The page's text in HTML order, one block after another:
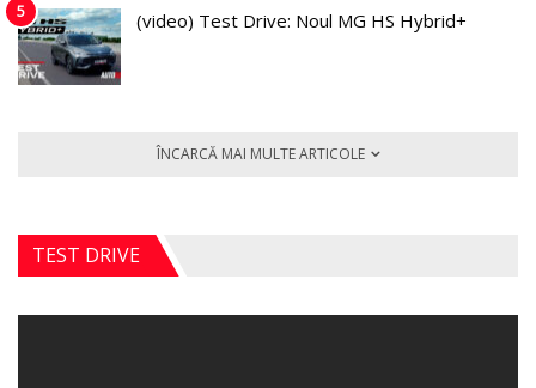
5 (video) Test Drive: Noul MG HS Hybrid+
ÎNCARCĂ MAI MULTE ARTICOLE
TEST DRIVE